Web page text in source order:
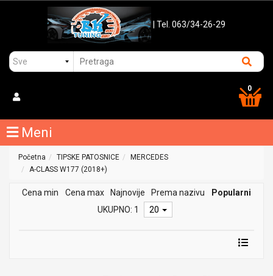
| Tel. 063/34-26-29
0
Meni
Početna TIPSKE PATOSNICE
MERCEDES
A-CLASS W177 (2018+)
Cena min Cena max Najnovije Prema nazivu
Popularni
UKUPNO: 1
20